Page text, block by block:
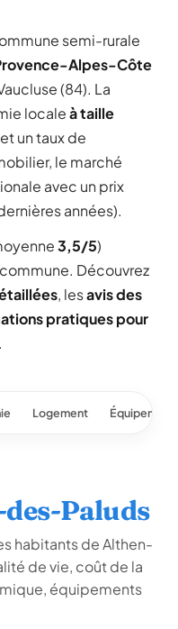
semi-rurale
Alpes-Côte
(84). La
localeà taille
un taux de
le marché
avec un prix
années).
3,5/5)
Découvrez
, lesavis des
pratiques pour
.
Logement
Paluds
habitants de Althen-
de vie, coût de la
équipements